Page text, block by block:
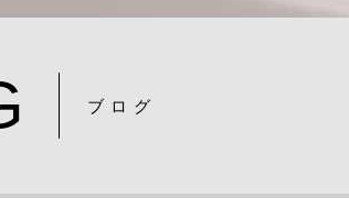
ブログ
太る季